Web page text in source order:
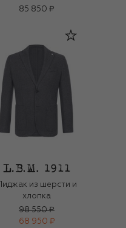
85 850 ₽
Пиджак из шерсти и
хлопка
98 550 ₽
68 950 ₽